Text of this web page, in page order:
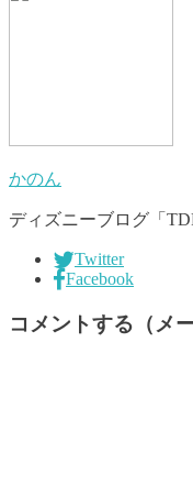
かのん
ディズニーブログ「
Twitter
Facebook
コメントする（メ